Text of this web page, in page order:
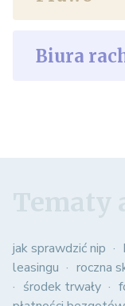
Biura
jak sprawdzić nip
leasingu
roczna
środek trwały